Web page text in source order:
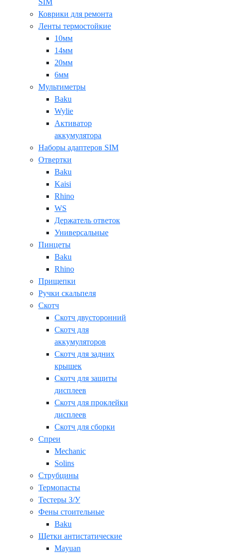
SIM
Коврики для ремонта
Ленты термостойкие
10мм
14мм
20мм
6мм
Мультиметры
Baku
Wylie
Активатор
аккумулятора
Наборы адаптеров SIM
Отвертки
Baku
Kaisi
Rhino
WS
Держатель ответок
Универсальные
Пинцеты
Baku
Rhino
Прищепки
Ручки скальпеля
Скотч
Скотч двусторонний
Скотч для
аккумуляторов
Скотч для задних
крышек
Скотч для защиты
дисплеев
Скотч для проклейки
дисплеев
Скотч для сборки
Спреи
Mechanic
Solins
Струбцины
Термопасты
Тестеры З/У
Фены стоительные
Baku
Щетки антистатические
Mayuan